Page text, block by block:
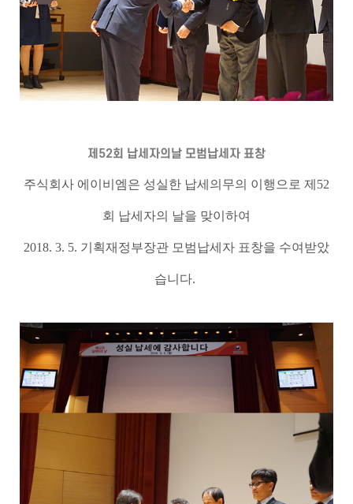
제52회 납세자의날 모범납세자 표창
주식회사 에이비엠은 성실한 납세의무의 이행으로 제52
회 납세자의 날을 맞이하여
2018. 3. 5. 기획재정부장관 모범납세자 표창을 수여받았
습니다.